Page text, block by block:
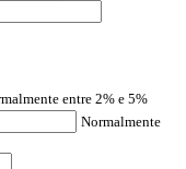
entre 2% e 5%
Normalmente